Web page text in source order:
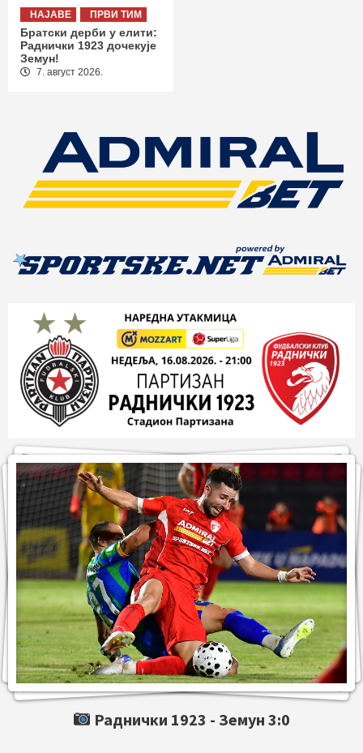
НАЈАВЕ ПРВИ ТИМ
Братски дерби у елити:
Раднички 1923 дочекује
Земун!
7. август 2026.
Раднички 1923 -Земун 3:0